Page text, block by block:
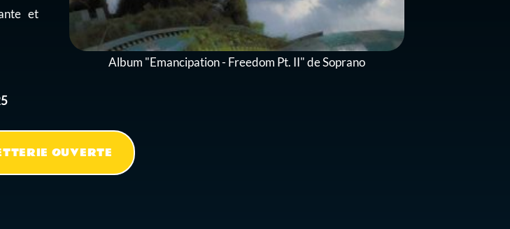
et
Album "Emancipation - Freedom Pt. II" de Soprano
OUVERTE